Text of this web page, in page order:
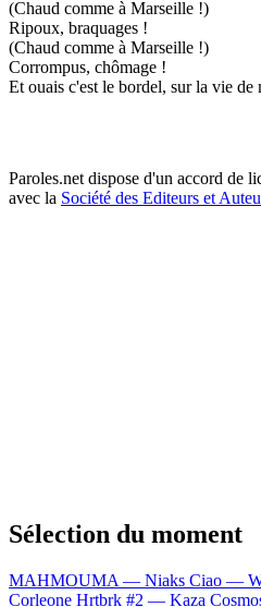
(Chaud comme à Marseille !)
Ripoux, braquages !
(Chaud comme à Marseille !)
Corrompus, chômage !
Et ouais c'est le bordel, sur la vie de
Paroles.net dispose d'un accord de
avec la Société des Editeurs et
Sélection du moment
MAHMOUMA — Niaks Ciao —
Corleone Hrtbrk #2 — Kaza